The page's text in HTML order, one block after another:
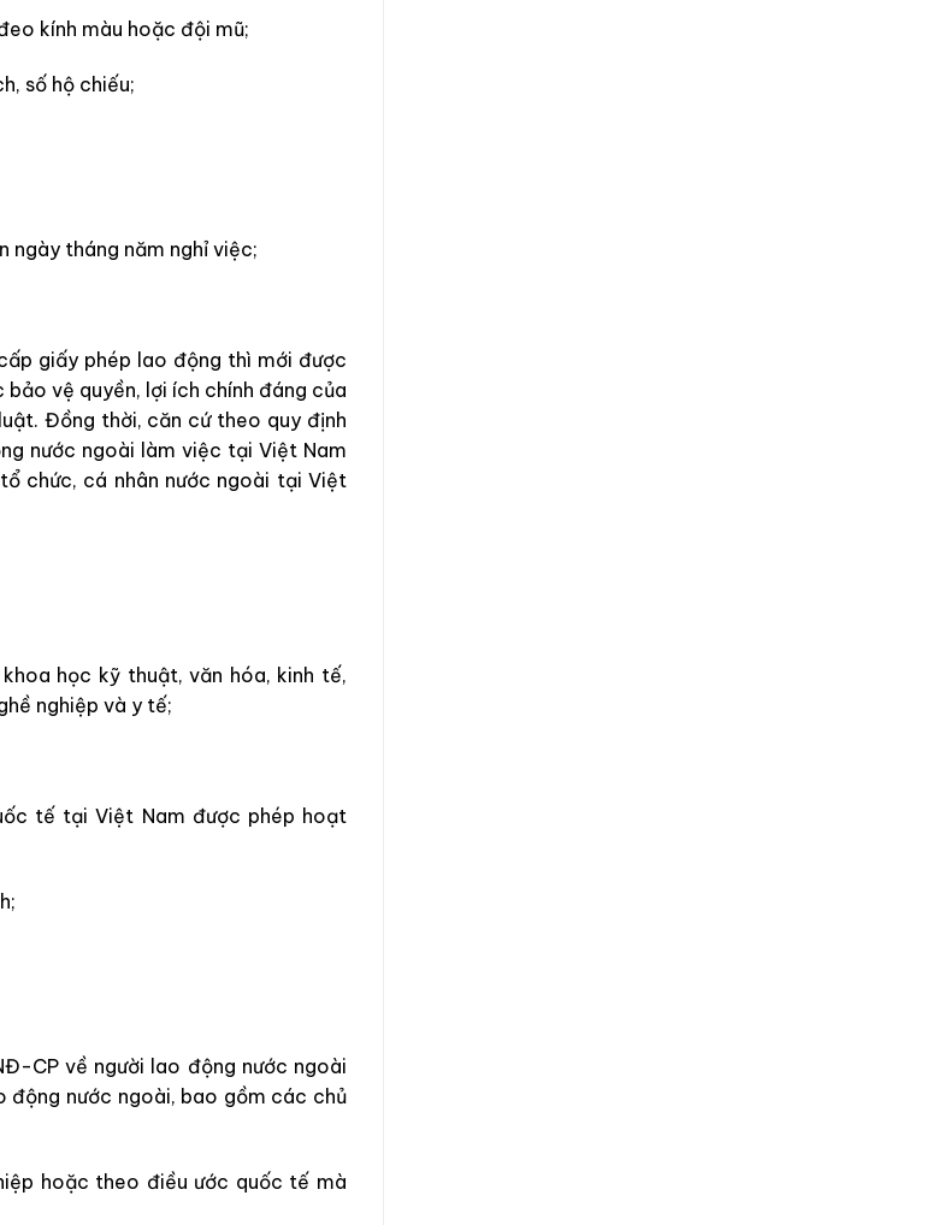
kính màu hoặc đội mũ;
số hộ chiếu;
ngày tháng năm nghỉ việc;
giấy phép lao động thì mới được
vệ quyền, lợi ích chính đáng của
Đồng thời, căn cứ theo quy định
nước ngoài làm việc tại Việt Nam
chức, cá nhân nước ngoài tại Việt
học kỹ thuật, văn hóa, kinh tế,
nghiệp và y tế;
tế tại Việt Nam được phép hoạt
CP về người lao động nước ngoài
động nước ngoài, bao gồm các chủ
hoặc theo điều ước quốc tế mà